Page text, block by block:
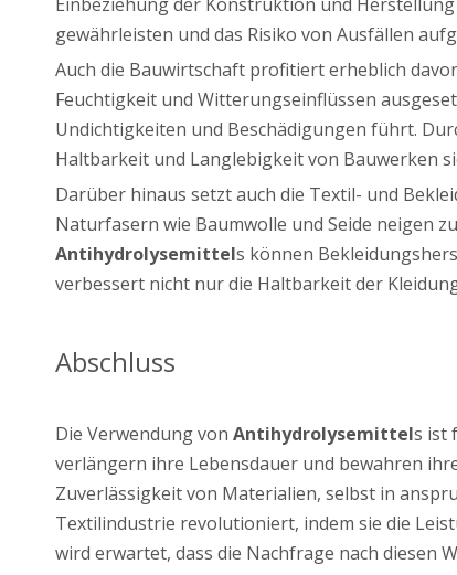
gewährleisten und das Risiko von Ausfällen
Auch die Bauwirtschaft profitiert erheblich
Feuchtigkeit und Witterungseinflüssen
Undichtigkeiten und Beschädigungen führt.
Haltbarkeit und Langlebigkeit von Bauwerken
Darüber hinaus setzt auch die Textil- und
Naturfasern wie Baumwolle und Seide neigen
Antihydrolysemittels können
verbessert nicht nur die Haltbarkeit der
Abschluss
Die Verwendung von Antihydrolysemittels ist
verlängern ihre Lebensdauer und bewahren
Zuverlässigkeit von Materialien, selbst in
Textilindustrie revolutioniert, indem sie die
wird erwartet, dass die Nachfrage nach diesen